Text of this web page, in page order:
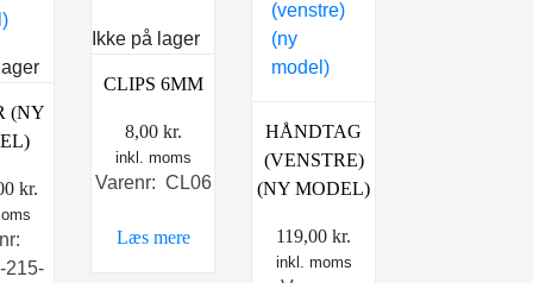
(NY
kr.
215-
Ikke på lager
CLIPS 6MM
8,00 kr.
inkl. moms
Varenr: CL06
Læs mere
HÅNDTAG
(VENSTRE)
(NY MODEL)
119,00kr.
inkl. moms